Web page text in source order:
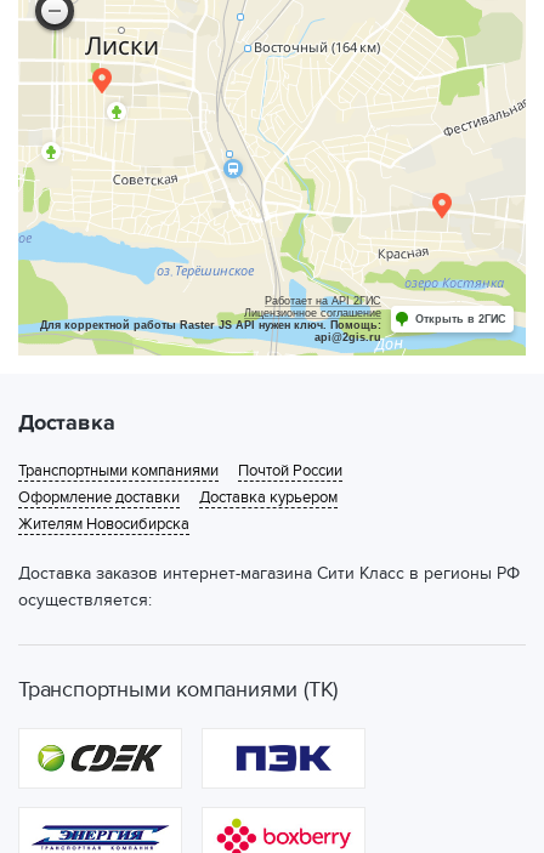
Работает на API 2ГИС
Лицензионное соглашение
Для корректной работы Raster JS API нужен ключ. Помощь:
api@2gis.ru
Открыть в 2ГИС
Доставка
Транспортными компаниями
Почтой России
Оформление доставки
Доставка курьером
Жителям Новосибирска
Доставка заказов интернет-магазина Сити Класс в регионы РФ
осуществляется:
Транспортными компаниями (ТК)